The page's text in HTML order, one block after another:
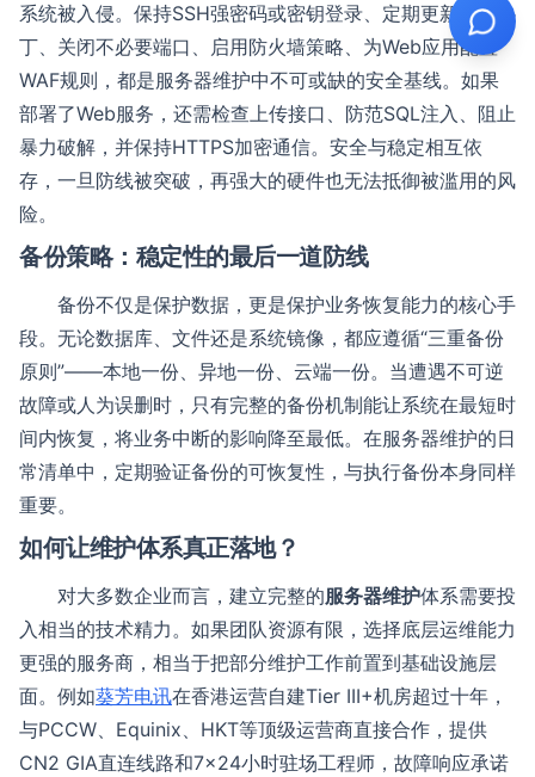
系统被入侵。保持SSH强密码或密钥登录、定期更新系统补
丁、关闭不必要端口、启用防火墙策略、为Web应用配置
WAF规则，都是服务器维护中不可或缺的安全基线。如果
部署了Web服务，还需检查上传接口、防范SQL注入、阻止
暴力破解，并保持HTTPS加密通信。安全与稳定相互依
存，一旦防线被突破，再强大的硬件也无法抵御被滥用的风
险。
备份策略：稳定性的最后一道防线
备份不仅是保护数据，更是保护业务恢复能力的核心手
段。无论数据库、文件还是系统镜像，都应遵循“三重备份
原则”——本地一份、异地一份、云端一份。当遭遇不可逆
故障或人为误删时，只有完整的备份机制能让系统在最短时
间内恢复，将业务中断的影响降至最低。在服务器维护的日
常清单中，定期验证备份的可恢复性，与执行备份本身同样
重要。
如何让维护体系真正落地？
对大多数企业而言，建立完整的服务器维护体系需要投
入相当的技术精力。如果团队资源有限，选择底层运维能力
更强的服务商，相当于把部分维护工作前置到基础设施层
面。例如葵芳电讯在香港运营自建Tier III+机房超过十年，
与PCCW、Equinix、HKT等顶级运营商直接合作，提供
CN2 GIA直连线路和7×24小时驻场工程师，故障响应承诺